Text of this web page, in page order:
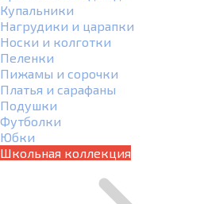
Купальники
Нагрудики и царапки
Носки и колготки
Пеленки
Пижамы и сорочки
Платья и сарафаны
Подушки
Футболки
Юбки
Школьная коллекция